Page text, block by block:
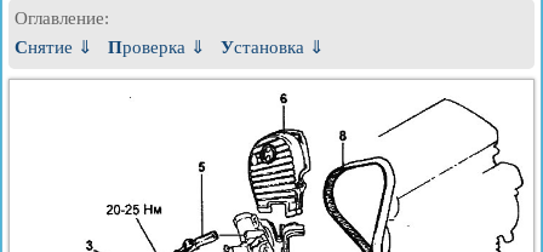
Оглавление:
Снятие ⇓
Проверка ⇓ Установка ⇓